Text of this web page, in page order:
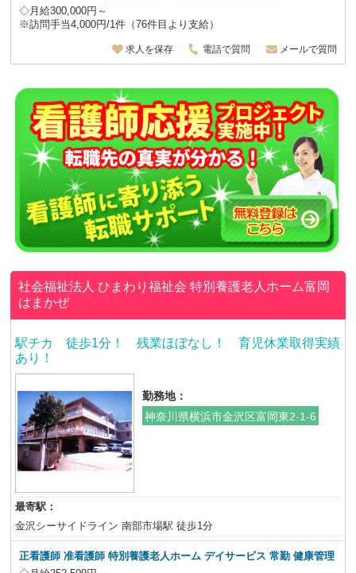
◇月給300,000円～
※訪問手当4,000円/1件（76件目より支給）
求人を保存 電話で質問 メールで質問
社会福祉法人 ひまわり福祉会特別養護老人ホーム富岡
はまかぜ
駅チカ 徒歩1分！ 残業ほぼなし！ 育児休業取得実績
あり！
勤務地：
神奈川県横浜市金沢区富岡東2-1-6
最寄駅：
金沢シーサイドライン 南部市場駅 徒歩1分
正看護師 准看護師 特別養護老人ホーム デイサービス常勤 健康管理